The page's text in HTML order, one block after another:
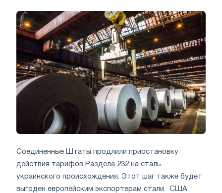
Соединенные Штаты продлили приостановку
действия тарифов Раздела 232 на сталь
украинского происхождения. Этот шаг также будет
выгоден европейским экспортерам стали. США